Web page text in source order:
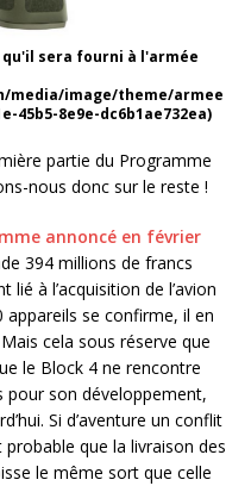
qu'il sera fourni à l'armée
media/image/theme/armee
45b5-8e9e-dc6b1ae732ea)
partie du Programme
nous donc sur le reste !
annoncé en février
394 millions de francs
à l’acquisition de l’avion
appareils se confirme, il en
cela sous réserve que
le Block 4 ne rencontre
pour son développement,
Si d’aventure un conflit
probable que la livraison des
le même sort que celle